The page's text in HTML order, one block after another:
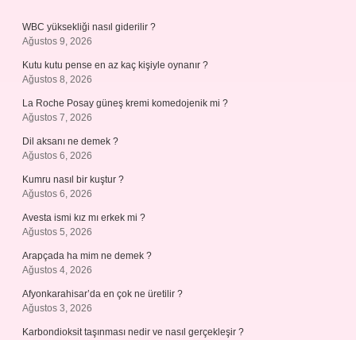
WBC yüksekliği nasıl giderilir ?
Ağustos 9, 2026
Kutu kutu pense en az kaç kişiyle oynanır ?
Ağustos 8, 2026
La Roche Posay güneş kremi komedojenik mi ?
Ağustos 7, 2026
Dil aksanı ne demek ?
Ağustos 6, 2026
Kumru nasıl bir kuştur ?
Ağustos 6, 2026
Avesta ismi kız mı erkek mi ?
Ağustos 5, 2026
Arapçada ha mim ne demek ?
Ağustos 4, 2026
Afyonkarahisar’da en çok ne üretilir ?
Ağustos 3, 2026
Karbondioksit taşınması nedir ve nasıl gerçekleşir ?